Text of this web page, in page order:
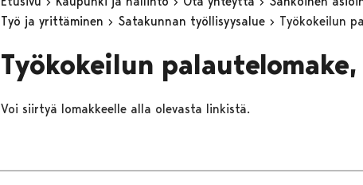
Työ ja yrittäminen
Satakunnan työllisyysalue Työkokeilun
Työkokeilun
Voi siirtyä lomakkeelle alla olevasta linkistä.